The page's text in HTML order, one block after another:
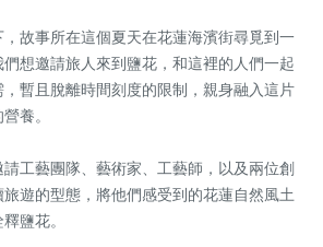
故事所在這個夏天在花蓮海濱街尋覓到一
想邀請旅人來到鹽花，和這裡的人們一起
暫且脫離時間刻度的限制，親身融入這片
養。
工藝團隊、藝術家、工藝師，以及兩位創
遊的型態，將他們感受到的花蓮自然風土
鹽花。